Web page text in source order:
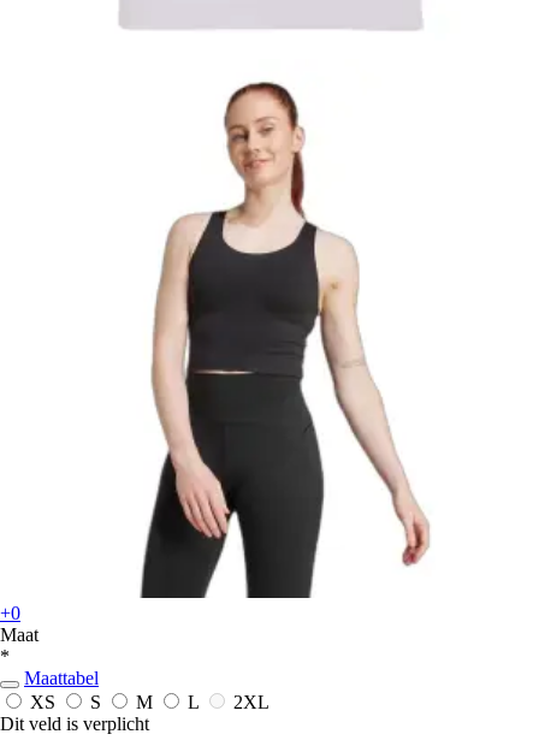
+0
Maat
*
Maattabel
XS
S M L
2XL
Dit veld is verplicht